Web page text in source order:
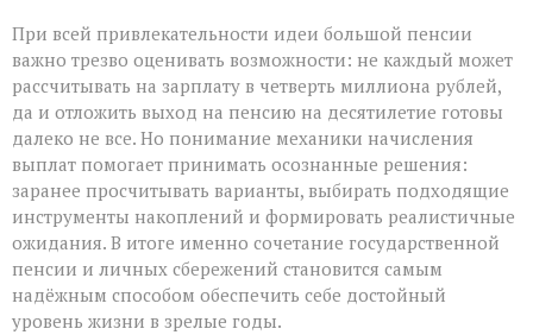
При всей привлекательности идеи большой пенсии
важно трезво оценивать возможности: не каждый может
рассчитывать на зарплату в четверть миллиона рублей,
да и отложить выход на пенсию на десятилетие готовы
далеко не все. Но понимание механики начисления
выплат помогает принимать осознанные решения:
заранее просчитывать варианты, выбирать подходящие
инструменты накоплений и формировать реалистичные
ожидания. В итоге именно сочетание государственной
пенсии и личных сбережений становится самым
надёжным способом обеспечить себе достойный
уровень жизни в зрелые годы.